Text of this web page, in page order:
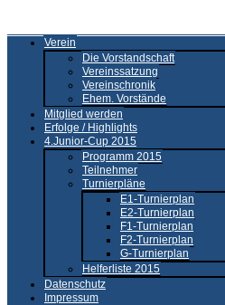
Verein
Die Vorstandschaft
Vereinssatzung
Vereinschronik
Ehem. Vorstände
Mitglied werden
Erfolge / Highlights
4.Junior-Cup 2015
Programm 2015
Teilnehmer
Turnierpläne
E1-Turnierplan
E2-Turnierplan
F1-Turnierplan
F2-Turnierplan
G-Turnierplan
Helferliste 2015
Datenschutz
Impressum